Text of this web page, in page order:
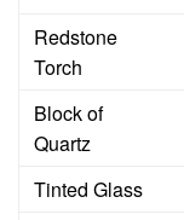
Redstone
Torch
Block of
Quartz
Tinted Glass